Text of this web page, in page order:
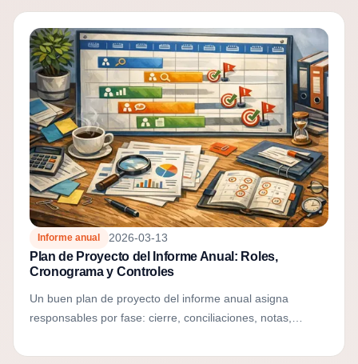
Informe anual 2026-03-13
Plan de Proyecto del Informe Anual: Roles,
Cronograma y Controles
Un buen plan de proyecto del informe anual asigna
responsables por fase: cierre, conciliaciones, notas,
presentación.